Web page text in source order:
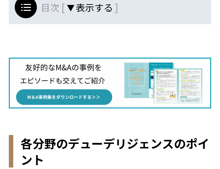
目次 [ ]
各分野のデューデリジェンスのポイ
ント